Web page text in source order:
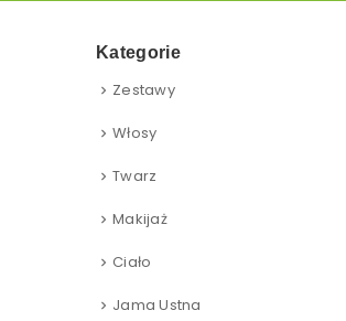
Kategorie
Zestawy
Włosy
Twarz
Makijaż
Ciało
Jama Ustna